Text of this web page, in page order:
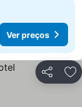
Ver preços
Partilhar